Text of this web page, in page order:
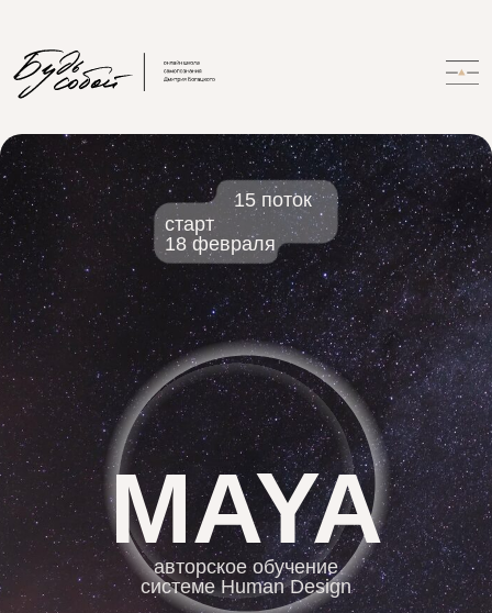
MAYA
авторское обучение
системе Human Design
15 поток
старт
18 февраля